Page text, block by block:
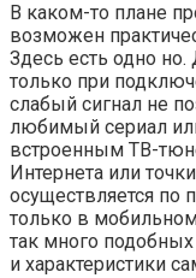
В каком-то плане
возможен
Здесь есть одно
только при
слабый сигнал не
любимый сериал
встроенным ТВ-
Интернета или
осуществляется по
только в
так много
и характеристики